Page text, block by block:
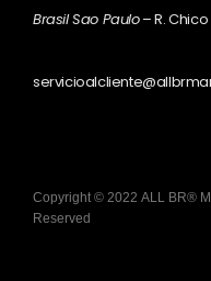
Brasil Sao Paulo– R. Chico
Copyright© 2022 ALL BR®
Reserved